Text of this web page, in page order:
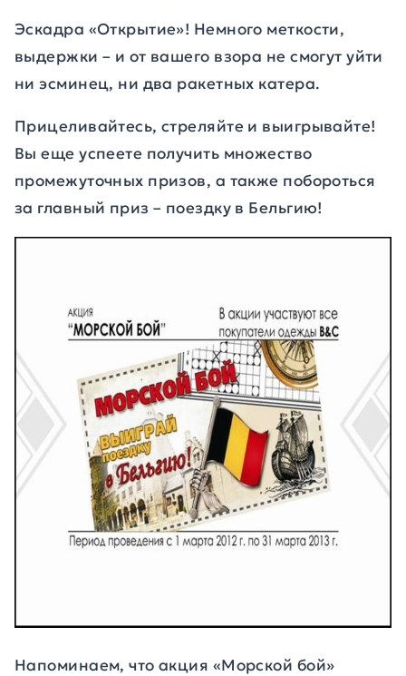
Эскадра «Открытие»! Немного меткости,
выдержки – и от вашего взора не смогут уйти
ни эсминец, ни два ракетных катера.
Прицеливайтесь, стреляйте и выигрывайте!
Вы еще успеете получить множество
промежуточных призов, а также побороться
за главный приз – поездку в Бельгию!
Напоминаем, что акция «Морской бой»